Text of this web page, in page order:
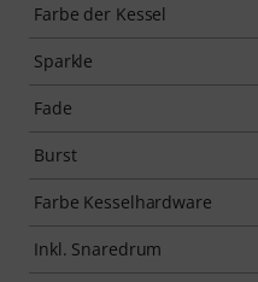
Farbe der Kessel
Sparkle
Fade
Burst
Farbe Kesselhardware
Inkl. Snaredrum